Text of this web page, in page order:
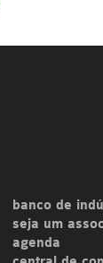
banco de
seja um
agenda